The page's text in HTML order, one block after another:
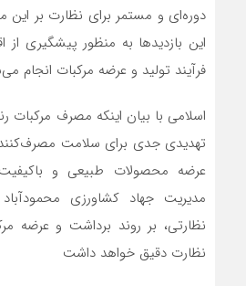
دوره‌ای و مستمر برای نظارت بر این
این بازدیدها به منظور پیشگیری از
فرآیند تولید و عرضه مرکبات انجام
اسلامی با بیان اینکه مصرف
تهدیدی جدی برای سلامت
عرضه محصولات طبیعی و
مدیریت جهاد کشاورزی
نظارتی، بر روند برداشت و عرضه
نظارت دقیق خواهد داشت